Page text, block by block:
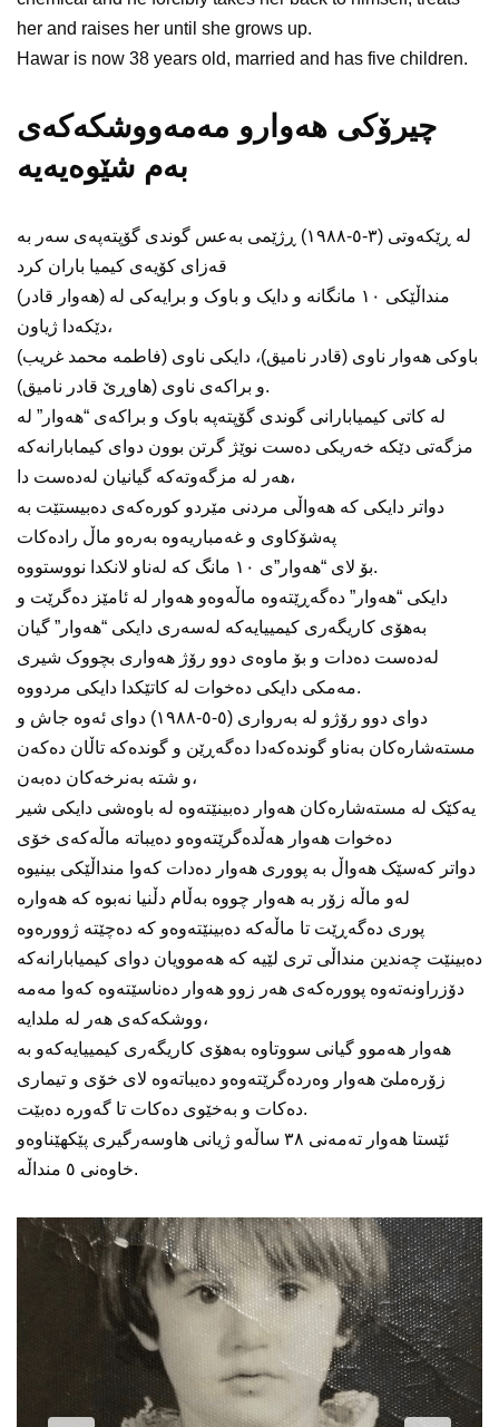
her and raises her until she grows up.
Hawar is now 38 years old, married and has five children.
چیرۆکی هەوارو مەمەووشکەکەی
بەم شێوەیەیە
لە ڕێکەوتی (٣-٥-١٩٨٨) ڕژێمی بەعس گوندی گۆپتەپەی سەر بە
قەزای کۆیەی کیمیا باران کرد
(هەوار قادر) منداڵێکی ١٠ مانگانە و دایک و باوک و برایەکی لە
دێکەدا ژیاون،
باوکی هەوار ناوی (قادر نامیق)، دایکی ناوی (فاطمە محمد غریب)
و براکەی ناوی (هاوڕێ قادر نامیق).
لە کاتی کیمیابارانی گوندی گۆپتەپە باوک و براکەی “هەوار” لە
مزگەتی دێکە خەریکی دەست نوێژ گرتن بوون دوای کیمابارانەکە
هەر لە مزگەوتەکە گیانیان لەدەست دا،
دواتر دایکی کە هەواڵی مردنی مێردو کورەکەی دەبیستێت بە
پەشۆکاوی و غەمباریەوە بەرەو ماڵ رادەکات
بۆ لای “هەوار”ی ١٠ مانگ کە لەناو لانکدا نووستووە.
دایکی “هەوار” دەگەڕێتەوە ماڵەوەو هەوار لە ئامێز دەگرێت و
بەهۆی کاریگەری کیمییایەکە لەسەری دایکی “هەوار” گیان
لەدەست دەدات و بۆ ماوەی دوو رۆژ هەواری بچووک شیری
مەمکی دایکی دەخوات لە کاتێکدا دایکی مردووە.
دوای دوو رۆژو لە بەرواری (٥-٥-١٩٨٨) دوای ئەوە جاش و
مستەشارەکان بەناو گوندەکەدا دەگەڕێن و گوندەکە تاڵان دەکەن
و شتە بەنرخەکان دەبەن،
یەکێک لە مستەشارەکان هەوار دەبینێتەوە لە باوەشی دایکی شیر
دەخوات هەوار هەڵدەگرێتەوەو دەیباتە ماڵەکەی خۆی
دواتر کەسێک هەواڵ بە پووری هەوار دەدات کەوا منداڵێکی بینیوە
لەو ماڵە زۆر بە هەوار چووە بەڵام دڵنیا نەبوە کە هەوارە
پوری دەگەڕێت تا ماڵەکە دەبینێتەوەو کە دەچێتە ژوورەوە
دەبینێت چەندین منداڵی تری لێیە کە هەموویان دوای کیمیابارانەکە
دۆزراونەتەوە پوورەکەی هەر زوو هەوار دەناسێتەوە کەوا مەمە
ووشکەکەی هەر لە ملدایە،
هەوار هەموو گیانی سووتاوە بەهۆی کاریگەری کیمییایەکەو بە
زۆرەملێ هەوار وەردەگرێتەوەو دەیباتەوە لای خۆی و تیماری
دەکات و بەخێوی دەکات تا گەورە دەبێت.
ئێستا هەوار تەمەنی ٣٨ ساڵەو ژیانی هاوسەرگیری پێکهێناوەو
خاوەنی ٥ منداڵە.